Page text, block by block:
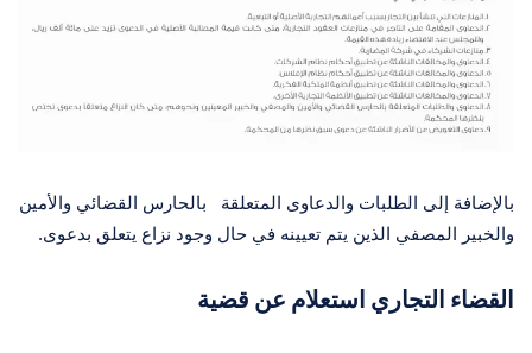
بالإضافة إلى الطلبات والدعاوى المتعلقة بالحارس القضائي والأمين
والخبير المصفي الذين يتم تعيينه في حال وجود نزاع يتعلق بدعوى.
القضاء التجاري استعلام عن قضية